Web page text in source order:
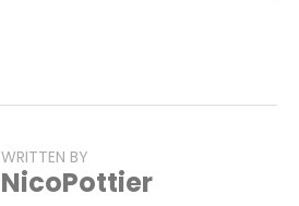
WRITTEN BY
NicoPottier